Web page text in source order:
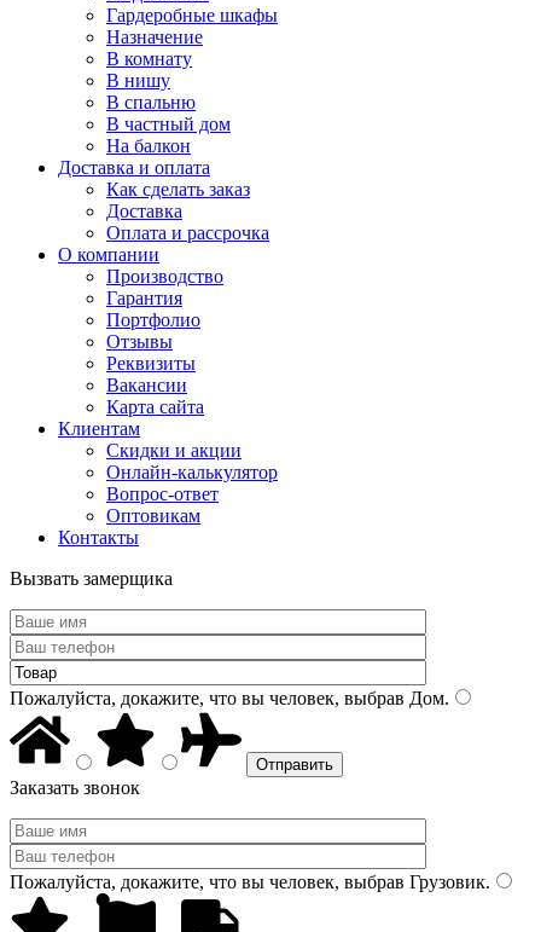
Гардеробные шкафы
Назначение
В комнату
В нишу
В спальню
В частный дом
На балкон
Доставка и оплата
Как сделать заказ
Доставка
Оплата и рассрочка
О компании
Производство
Гарантия
Портфолио
Отзывы
Реквизиты
Вакансии
Карта сайта
Клиентам
Скидки и акции
Онлайн-калькулятор
Вопрос-ответ
Оптовикам
Контакты
Вызвать замерщика
Пожалуйста, докажите, что вы человек, выбрав Дом.
Заказать звонок
Пожалуйста, докажите, что вы человек, выбрав Грузовик.